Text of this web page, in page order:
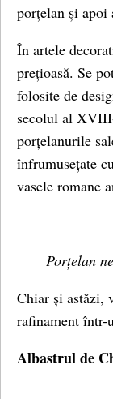
porțelan și
În artele
prețioasă. Se
folosite de
secolul al
porțelanurile
înfrumusețate
vasele romane
Porțelan
Chiar și astăzi,
rafinament într-
Albastrul de